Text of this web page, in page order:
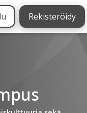
Rekisteröidy